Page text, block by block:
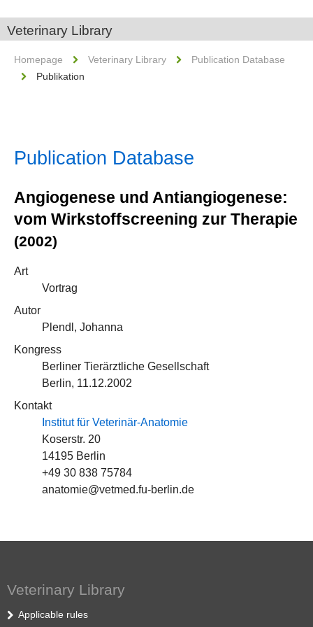
Veterinary Library
Homepage Veterinary Library
Publication Database
Publikation
Publication Database
Angiogenese und Antiangiogenese:
vom Wirkstoffscreening zur Therapie
(2002)
Art
Vortrag
Autor
Plendl, Johanna
Kongress
Berliner Tierärztliche Gesellschaft
Berlin, 11.12.2002
Kontakt
Institut für Veterinär-Anatomie
Koserstr. 20
14195 Berlin
+49 30 838 75784
anatomie@vetmed.fu-berlin.de
Veterinary Library
Applicable rules